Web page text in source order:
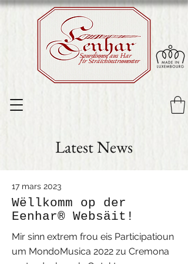
fir Sträichinstrumenter
Sourdinnen aus Har
Latest News
17 mars 2023
Wëllkomm op der
Eenhar® Websäit!
Mir sinn extrem frou eis Participatioun
um MondoMusica 2022 zu Cremona